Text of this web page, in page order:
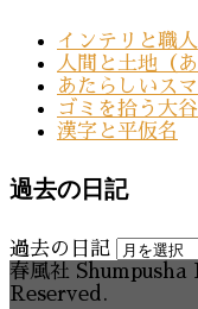
インテリと職人
人間と土地（
あたらしいス
ゴミを拾う大
漢字と平仮名
過去の日記
過去の日記
春風社
Reserved.